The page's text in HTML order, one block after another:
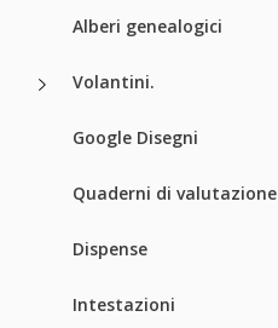
Alberi genealogici
Volantini.
Google Disegni
Quaderni di valutazione
Dispense
Intestazioni